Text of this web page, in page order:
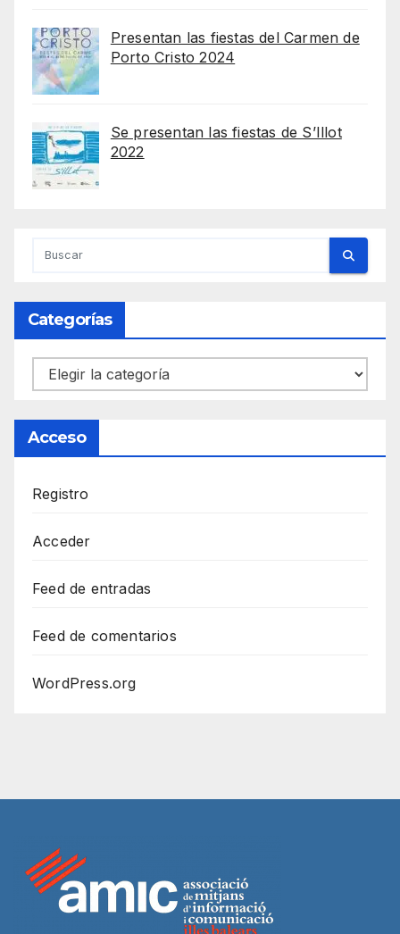
Presentan las fiestas del Carmen de
Porto Cristo 2024
Se presentan las fiestas de S’Illot
2022
Categorías
Categorías
Acceso
Registro
Acceder
Feed de entradas
Feed de comentarios
WordPress.org